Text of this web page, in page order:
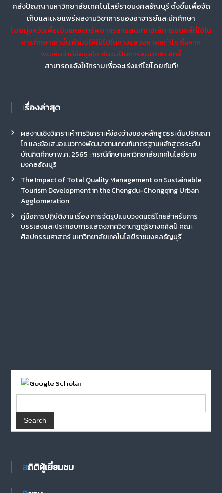
คลังปัญญามหาวิทยาลัยเทคโนโลยีราชมงคลธัญบุรี ตั้งขึ้นเพื่อจัด
เก็บและเผยแพร่ผลงานวิชาการของอาจารย์และนักศึกษา
โดยมุ่งหวังเพื่อเป็นแหล่งทรัพยากรสารสนเทศอิเล็กทรอนิกส์ที่ใช้ใน
การศึกษาเท่านั้น ห้ามมิให้ใช้ไปในทางแสวงหาผลกำไร ซึ่งหาก
พบเห็นว่ามีข้อมูลใด อันจะเป็นการละเมิดลิขสิทธิ์
สามารถแจ้งให้ทราบเพื่อจะเร่งแก้ไขโดยทันที!
เรื่องล่าสุด
ผลงานเชิงวิเคราะห์ การวิเคราะห์ช่องว่างของหลักสูตรระดับปริญญา
โท และข้อเสนอแนวทางพัฒนาตามเกณฑ์มาตรฐานหลักสูตรระดับ
บัณฑิตศึกษา พ.ศ. 2565 : กรณีศึกษามหาวิทยาลัยเทคโนโลยีราช
มงคลธัญบุรี
The Impact of Total Quality Management on Sustainable
Tourism Development in the Chengdu-Chongqing Urban
Agglomeration
คู่มือการปฏิบัติงาน เรื่อง การจัดรูปแบบวงดนตรีไทยสำหรับการ
บรรเลงและประกอบการแสดงภาควิชานาฏดุริยางคศิลป์ คณะ
ศิลปกรรมศาสตร์ มหาวิทยาลัยเทคโนโลยีราชมงคลธัญบุรี
สถิติผู้เยี่ยมชม